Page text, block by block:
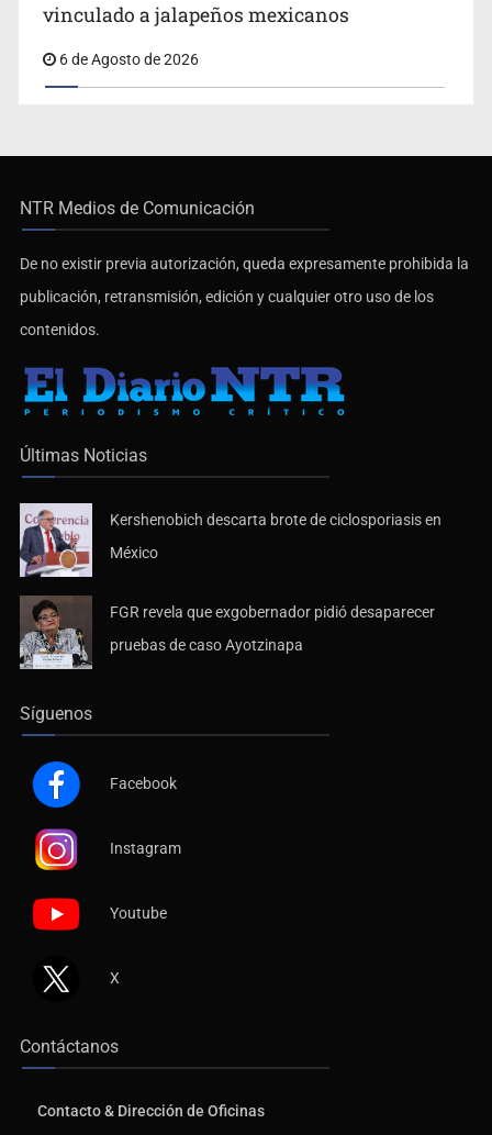
vinculado a jalapeños mexicanos
6 de Agosto de 2026
NTR Medios de Comunicación
De no existir previa autorización, queda expresamente prohibida la
publicación, retransmisión, edición y cualquier otro uso de los
contenidos.
Últimas Noticias
Kershenobich descarta brote de ciclosporiasis en
México
FGR revela que exgobernador pidió desaparecer
pruebas de caso Ayotzinapa
Síguenos
Facebook
Instagram
Youtube
X
Contáctanos
Contacto & Dirección de Oficinas